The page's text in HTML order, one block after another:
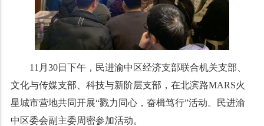
11月30日下午，民进渝中区经济支部联合机关支部、
文化与传媒支部、科技与新阶层支部，在北滨路MARS火
星城市营地共同开展“戮力同心，奋楫笃行”活动。民进渝
中区委会副主委周密参加活动。